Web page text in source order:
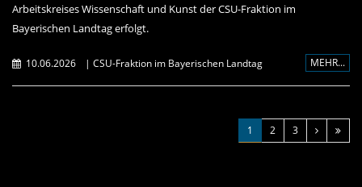
Arbeitskreises Wissenschaft und Kunst der CSU-Fraktion im
Bayerischen Landtag erfolgt.
10.06.2026 | CSU-Fraktion im Bayerischen Landtag MEHR...
1 2 3